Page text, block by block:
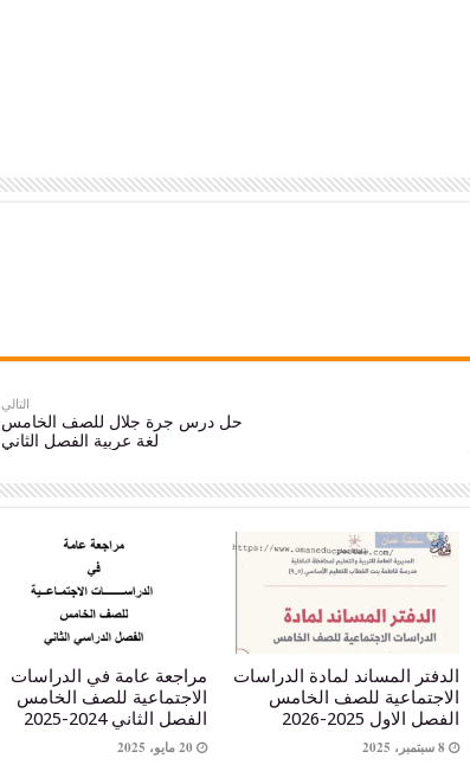
التالي
حل درس جرة جلال للصف الخامس
لغة عربية الفصل الثاني
الدفتر المساند لمادة الدراسات
الاجتماعية للصف الخامس
الفصل الاول 2025-2026
8 سبتمبر، 2025
مراجعة عامة في الدراسات
الاجتماعية للصف الخامس
الفصل الثاني 2024-2025
20 مايو، 2025